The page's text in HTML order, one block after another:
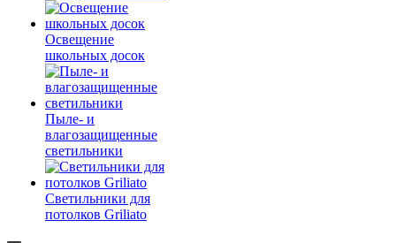
Освещение
школьных досок
Пыле- и
влагозащищенные
светильники
Светильники для
потолков Griliato